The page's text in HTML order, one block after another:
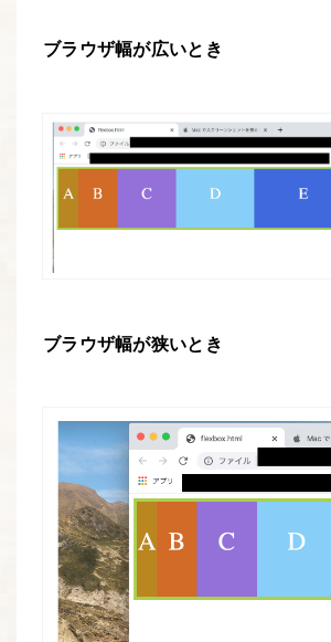
ブラウザ幅が広いとき
ブラウザ幅が狭いとき